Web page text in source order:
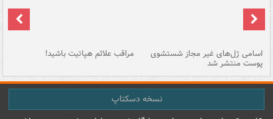
اسامی ژل‌های غیر مجاز شستشوی
پوست منتشر شد
مراقب علائم هپاتیت باشید!
نسخه دسکتاپ